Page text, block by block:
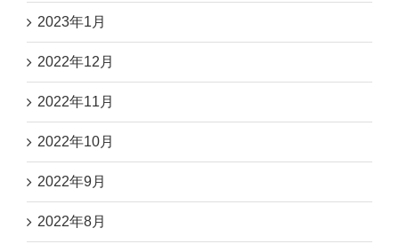
2023年1月
2022年12月
2022年11月
2022年10月
2022年9月
2022年8月